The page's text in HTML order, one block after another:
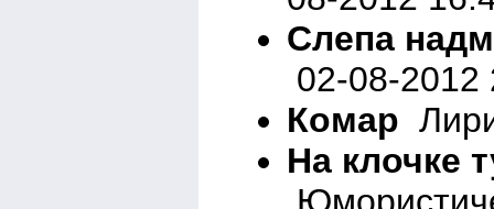
Слепа
02-08-2012
Комар
На клочке